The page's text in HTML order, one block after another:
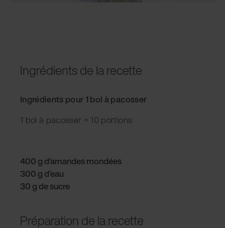
Ingrédients de la recette
Ingrédients pour 1 bol à pacosser
1 bol à pacosser = 10 portions
400 g d’amandes mondées
300 g d’eau
30 g de sucre
Préparation de la recette